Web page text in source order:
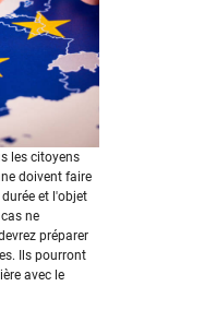
les citoyens
doivent faire
et l'objet
ne
préparer
Ils pourront
avec le